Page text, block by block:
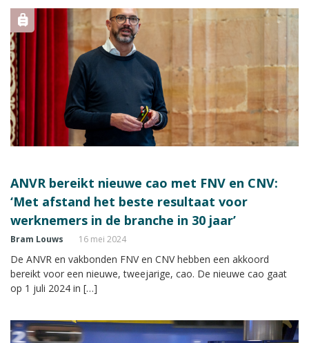
ANVR bereikt nieuwe cao met FNV en CNV:
‘Met afstand het beste resultaat voor
werknemers in de branche in 30 jaar’
Bram Louws 16 mei 2024
De ANVR en vakbonden FNV en CNV hebben een akkoord
bereikt voor een nieuwe, tweejarige, cao. De nieuwe cao gaat
op 1 juli 2024 in […]